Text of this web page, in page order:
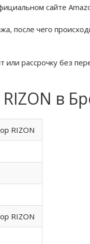
сайте
после чего
рассрочку без
в
RIZON
RIZON